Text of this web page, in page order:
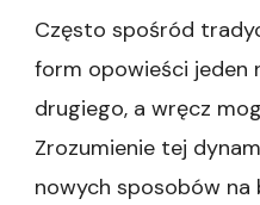
Często spośród
form opowieści jeden
drugiego, a wręcz
Zrozumienie tej
nowych sposobów